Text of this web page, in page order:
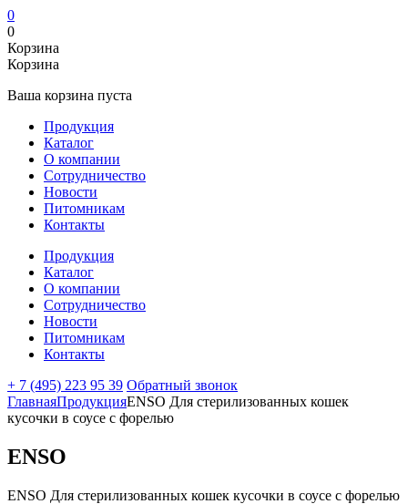
0
0
Корзина
Корзина
Ваша корзина пуста
Продукция
Каталог
О компании
Сотрудничество
Новости
Питомникам
Контакты
Продукция
Каталог
О компании
Сотрудничество
Новости
Питомникам
Контакты
+ 7 (495) 223 95 39 Обратный звонок
ГлавнаяПродукцияENSO Для стерилизованных кошек
кусочки в соусе с форелью
ENSO
ENSO Для стерилизованных кошек кусочки в соусе с форелью